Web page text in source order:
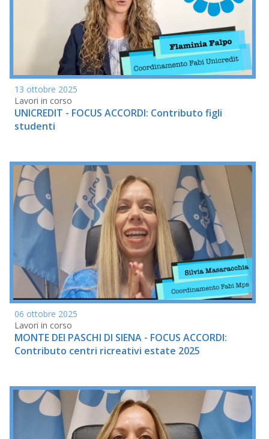
13 ottobre 2025
Lavori in corso
UNICREDIT - FOCUS ACCORDI: Contributo figli
studenti
06 ottobre 2025
Lavori in corso
MONTE DEI PASCHI DI SIENA - FOCUS ACCORDI:
Contributo centri ricreativi estate 2025